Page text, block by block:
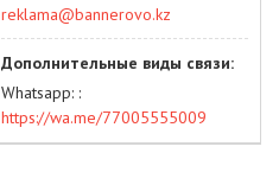
reklama@bannerovo.kz
Whatsapp:
https://wa.me/77005555009